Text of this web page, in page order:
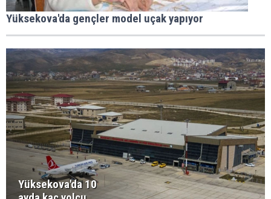
Yüksekova'da gençler model uçak yapıyor
Yüksekova'da 10